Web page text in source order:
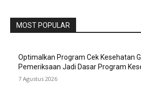
MOST POPULAR
Optimalkan Program Cek Kesehatan
Pemeriksaan Jadi Dasar Program
7 Agustus 2026